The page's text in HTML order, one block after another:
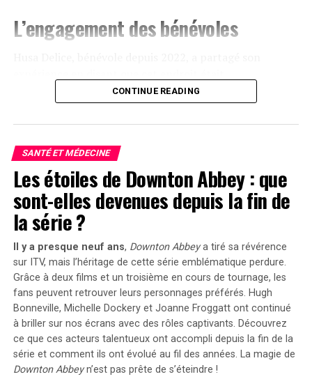
L’engagement des⁢bénévoles
« merveilleux » et lui avait permis de rencontrer des
gens formidables.​ Il a remarqué que les membres de la
communauté étaient ‍ »heureux » et « sourire aux
Une atmosphère conviviale ⁤malgré
le froid
Delice a souligné l’importance d’offrir ⁤chaleur⁢ et
réconfort aux personnes dans le besoin pendant cette
période⁤ froide. Azery‌ Sharrons, un homme âgé ​de 70 ans⁤
vivant dans une zone d’accueil du refuge,⁢ a exprimé ⁤sa
gratitude pour le repas copieux qui rappelait les
traditions ⁤festives.
Activités⁢ post-Noël au⁢ refuge
CONTINUE READING
SANTÉ ET MÉDECINE
Les étoiles de Downton Abbey : que
sont-elles devenues depuis la fin de
la série ?
Il y a presque neuf ans, Downton Abbeya tiré sa révérence
sur ITV, mais l’héritage de cette série emblématique perdure.
Grâce à deux films et un troisième en cours de tournage, les
fans peuvent retrouver leurs personnages préférés. Hugh
Bonneville, Michelle Dockery et Joanne Froggattont continué
à briller sur nos écrans avec des rôles captivants. Découvrez
ce que ces acteurs talentueux ont accompli depuis la fin de la
série et comment ils ont évolué au fil des années. La magie de
Downton Abbeyn’est pas prête de s’éteindre !